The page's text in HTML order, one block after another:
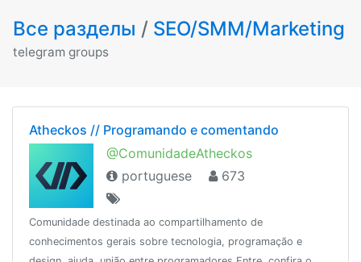
Все разделы / SEO/SMM/Marketing
telegram groups
Atheckos // Programando e comentando
@ComunidadeAtheckos
portuguese
673
Comunidade destinada ao compartilhamento de
conhecimentos gerais sobre tecnologia, programação e